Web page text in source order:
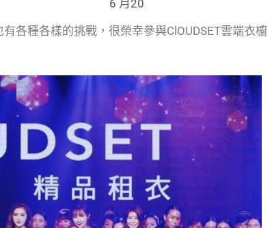
6 月20
各種各樣的挑戰，很榮幸參與ClOUDSET雲端衣櫥